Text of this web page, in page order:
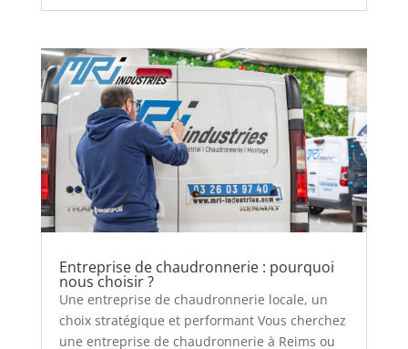
Entreprise de chaudronnerie : pourquoi
nous choisir ?
Une entreprise de chaudronnerie locale, un
choix stratégique et performant Vous cherchez
une entreprise de chaudronnerie à Reims ou